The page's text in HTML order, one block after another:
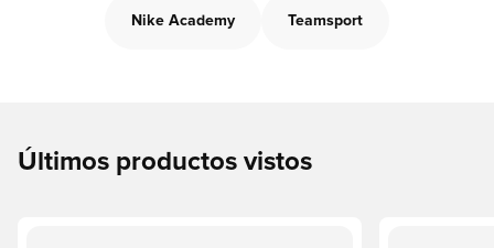
Nike Academy Teamsport
Últimos productos vistos